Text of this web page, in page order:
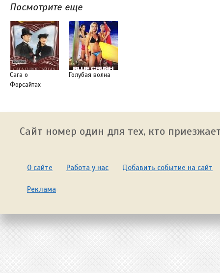
Посмотрите еще
Сага о
Форсайтах
Голубая волна
Сайт номер один для тех, кто
О сайте Работа у нас Добавить событие на сайт
Реклама